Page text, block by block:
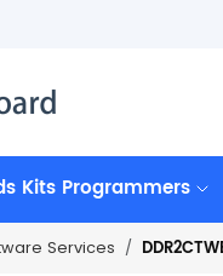
Kits Programmers
Services